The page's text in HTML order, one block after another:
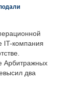
IT-компания
Арбитражных
два